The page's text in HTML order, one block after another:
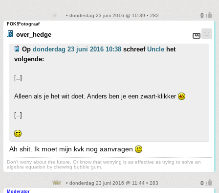
• donderdag 23 juni 2016 @ 10:39 • 282
FOK!Fotograaf
over_hedge
Op donderdag 23 juni 2016 10:38 schreef Uncle het
volgende:
[..]
Alleen als je het wit doet. Anders ben je een zwart-klikker
[..]
Ah shit. Ik moet mijn kvk nog aanvragen
Don't worry about the future. Or know that worrying is as effective as trying to solve an
algebra equation by chewing bubble gum.
• donderdag 23 juni 2016 @ 11:44 • 283
Moderator